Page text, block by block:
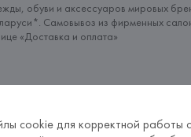
обуви и аксессуаров мировых
Самовывоз из фирменных
«Доставка и оплата»
cookie для корректной работы